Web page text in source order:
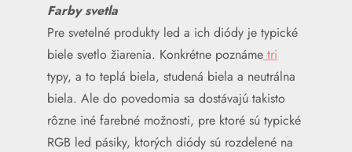
Farby svetla
Pre svetelné produkty led a ich diódy je typické
biele svetlo žiarenia. Konkrétne poznáme tri
typy, a to teplá biela, studená biela a neutrálna
biela. Ale do povedomia sa dostávajú takisto
rôzne iné farebné možnosti, pre ktoré sú typické
RGB led pásiky, ktorých diódy sú rozdelené na